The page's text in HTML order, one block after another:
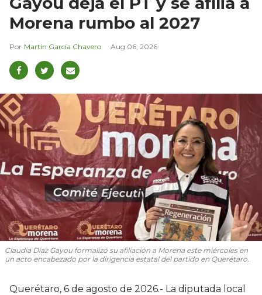
Morena rumbo al 2027
Martín García Chavero Aug 06, 2026
Claudia Díaz Gayou formalizó su afiliación a Morena este miércoles en
un acto encabezado por la dirigencia estatal del partido en Querétaro.
Querétaro, 6 de agosto de 2026.- La diputada local